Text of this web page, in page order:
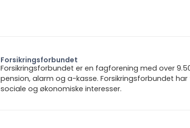
Forsikringsforbundet
Forsikringsforbundet er en fagforening med over
pension, alarm og a-kasse. Forsikringsforbundet
sociale og økonomiske interesser.